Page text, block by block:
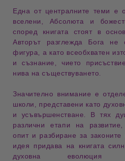
Една от централните теми е
вселени
Абсолюта и
според книгата стоят в
Авторът разглежда Бога не
фигура, а като всеобхватен
и съзнание, чието
нива на съществуването.
Значително внимание е
школи
, представени като
и усъвършенстване. В тях
различни етапи на развитие,
опит и разбиране за
идея придава на книгата
духовна еволюция